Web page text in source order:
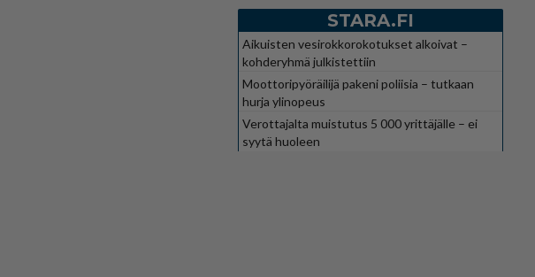
STARA.FI
Aikuisten vesirokkorokotukset alkoivat –
kohderyhmä julkistettiin
Moottoripyöräilijä pakeni poliisia – tutkaan
hurja ylinopeus
Verottajalta muistutus 5 000 yrittäjälle – ei
syytä huoleen